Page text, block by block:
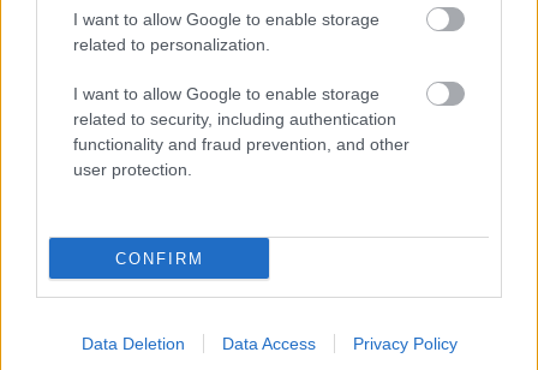
I want to allow Google to enable storage
related to personalization.
I want to allow Google to enable storage
related to security, including authentication
functionality and fraud prevention, and other
user protection.
CONFIRM
Data Deletion Data Access Privacy Policy
Asseco Resovia| Developres Rzeszów |ITA TOOLS Stal Mielec
Cellfast Wilki Krosno| Texom Stal Rzeszów|Stal Mielec
Motor Lublin|Stal Rzeszów| Stal Stalowa Wola|Wisła Kraków
Resovia|Wieczysta Kraków
Mecze dziś Wyniki LIVE Transmisje
kartki okolicznościowe